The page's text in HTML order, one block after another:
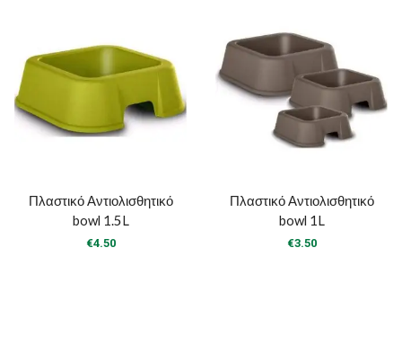
Πλαστικό Αντιολισθητικό
bowl 1.5L
€4.50
Πλαστικό Αντιολισθητικό
bowl 1L
€3.50